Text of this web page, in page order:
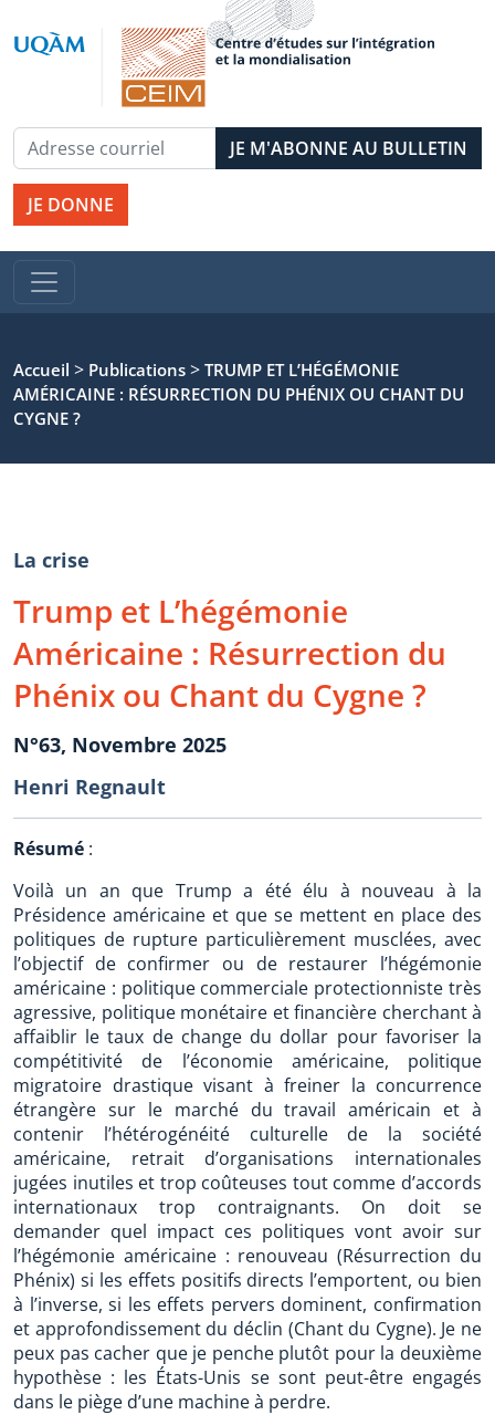
JE DONNE
Accueil > Publications > TRUMP ET L’HÉGÉMONIE
AMÉRICAINE : RÉSURRECTION DU PHÉNIX OU CHANT DU
CYGNE ?
La crise
Trump et L’hégémonie
Américaine : Résurrection du
Phénix ou Chant du Cygne ?
N°63, Novembre 2025
Henri Regnault
Résumé :
Voilà un an que Trump a été élu à nouveau à la
Présidence américaine et que se mettent en place des
politiques de rupture particulièrement musclées, avec
l’objectif de confirmer ou de restaurer l’hégémonie
américaine : politique commerciale protectionniste très
agressive, politique monétaire et financière cherchant à
affaiblir le taux de change du dollar pour favoriser la
compétitivité de l’économie américaine, politique
migratoire drastique visant à freiner la concurrence
étrangère sur le marché du travail américain et à
contenir l’hétérogénéité culturelle de la société
américaine, retrait d’organisations internationales
jugées inutiles et trop coûteuses tout comme d’accords
internationaux trop contraignants. On doit se
demander quel impact ces politiques vont avoir sur
l’hégémonie américaine : renouveau (Résurrection du
Phénix) si les effets positifs directs l’emportent, ou bien
à l’inverse, si les effets pervers dominent, confirmation
et approfondissement du déclin (Chant du Cygne). Je ne
peux pas cacher que je penche plutôt pour la deuxième
hypothèse : les États-Unis se sont peut-être engagés
dans le piège d’une machine à perdre.